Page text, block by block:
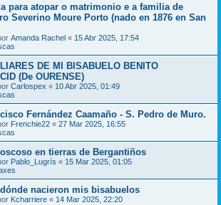
para atopar o matrimonio e a familia de
Severino Moure Porto (nado en 1876 en San
Amanda Rachel « 15 Abr 2025, 17:54
DE MI BISABUELO BENITO
(De OURENSE)
Carlospex « 10 Abr 2025, 01:49
Fernández Caamaño - S. Pedro de Muro.
Frenchie22 « 27 Mar 2025, 16:55
en tierras de Bergantiños
Pablo_Lugrís « 15 Mar 2025, 01:05
nacieron mis bisabuelos
Kcharriere « 14 Mar 2025, 22:20